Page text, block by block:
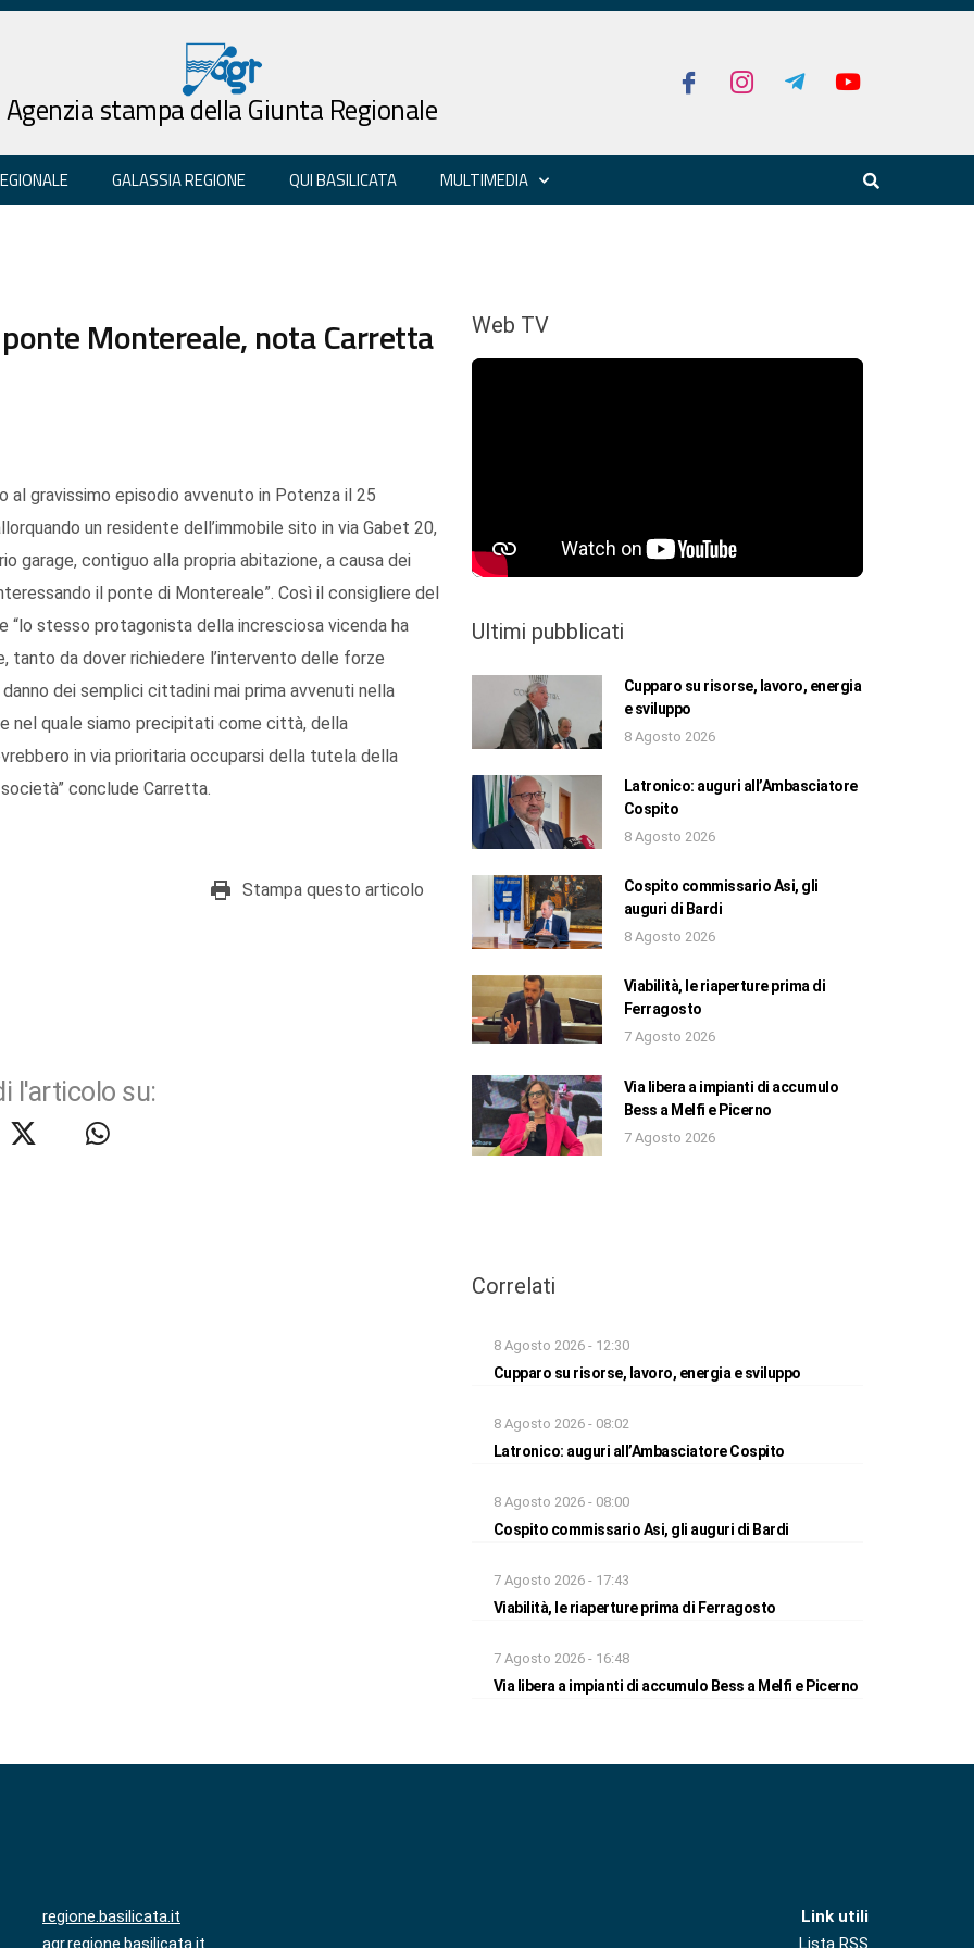
Agenzia stampa della Giunta Regionale
GALASSIA REGIONE QUI BASILICATA MULTIMEDIA
Montereale, nota Carretta
al gravissimo episodio avvenuto in Potenza il 25
un residente dell’immobile sito in via Gabet 20,
garage, contiguo alla propria abitazione, a causa dei
il ponte di Montereale”. Così il consigliere del
stesso protagonista della incresciosa vicenda ha
tanto da dover richiedere l’intervento delle forze
dei semplici cittadini mai prima avvenuti nella
nel quale siamo precipitati come città, della
in via prioritaria occuparsi della tutela della
conclude Carretta.
Stampa questo articolo
l'articolo su:
Web TV
Ultimi pubblicati
Cupparo su risorse, lavoro, energia
e sviluppo
8 Agosto 2026
Latronico: auguri all’Ambasciatore
Cospito
8 Agosto 2026
Cospito commissario Asi, gli
auguri di Bardi
8 Agosto 2026
Viabilità, le riaperture prima di
Ferragosto
7 Agosto 2026
Via libera a impianti di accumulo
Bess a Melfi e Picerno
7 Agosto 2026
Correlati
8 Agosto 2026 - 12:30
Cupparo su risorse, lavoro, energia e sviluppo
8 Agosto 2026 - 08:02
Latronico: auguri all’Ambasciatore Cospito
8 Agosto 2026 - 08:00
Cospito commissario Asi, gli auguri di Bardi
7 Agosto 2026 - 17:43
Viabilità, le riaperture prima di Ferragosto
7 Agosto 2026 - 16:48
Via libera a impianti di accumulo Bess a Melfi e Picerno
regione.basilicata.it
agr.regione.basilicata.it
Link utili
Lista RSS